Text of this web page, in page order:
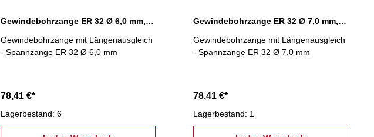
Gewindebohrzange ER 32 Ø 6,0 mm, Längenausgleich
Gewindebohrzange mit Längenausgleich
- Spannzange ER 32 Ø 6,0 mm
78,41 €*
Lagerbestand: 6
Gewindebohrzange ER 32 Ø 7,0 mm, Längenausgleich
Gewindebohrzange mit Längenausgleich
- Spannzange ER 32 Ø 7,0 mm
78,41 €*
Lagerbestand: 1